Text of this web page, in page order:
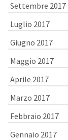
Settembre 2017
Luglio 2017
Giugno 2017
Maggio 2017
Aprile 2017
Marzo 2017
Febbraio 2017
Gennaio 2017